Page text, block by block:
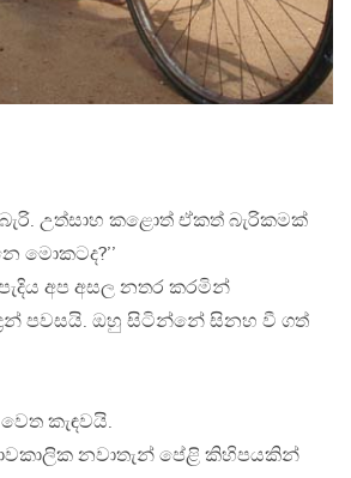
උත්සාහ කළොත් ඒකත් බැරිකමක්
මොකටද?’’
අප අසල නතර කරමින්
පවසයි. ඔහු සිටින්නේ සිනහ වී ගත්
කැඳවයි.
නවාතැන් පේළි කිහිපයකින්